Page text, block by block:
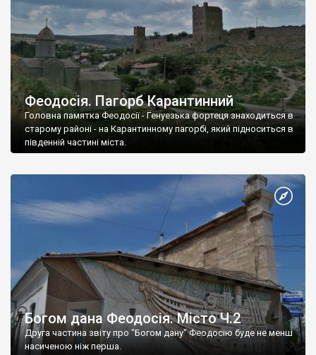
Феодосія. Пагорб Карантинний
Головна памятка Феодосії - Генуезька фортеця знаходиться в
старому районі - на Карантинному пагорбі, який підноситься в
південній частині міста.
Богом дана Феодосія. Місто Ч.2
Друга частина звіту про "Богом дану" Феодосію буде не менш
насиченою ніж перша.